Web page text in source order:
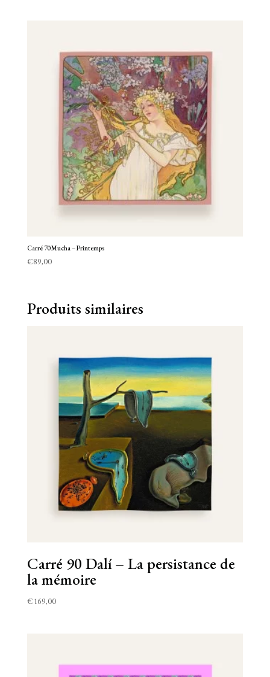
Carré 70 Mucha – Printemps
€89,00
Produits similaires
Carré 90 Dalí – La persistance de
la mémoire
€169,00